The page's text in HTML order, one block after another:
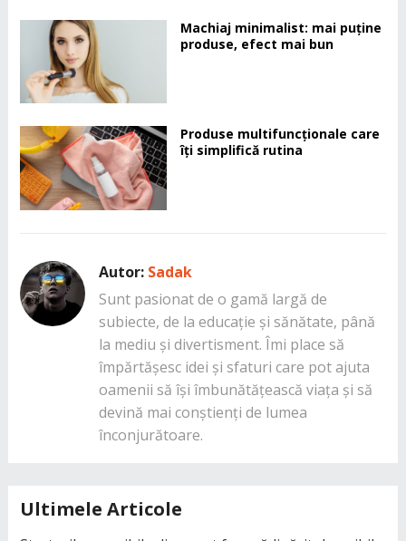
Machiaj minimalist: mai puține
produse, efect mai bun
Produse multifuncționale care
îți simplifică rutina
Autor: Sadak
Sunt pasionat de o gamă largă de
subiecte, de la educație și sănătate, până
la mediu și divertisment. Îmi place să
împărtășesc idei și sfaturi care pot ajuta
oamenii să își îmbunătățească viața și să
devină mai conștienți de lumea
înconjurătoare.
Ultimele Articole